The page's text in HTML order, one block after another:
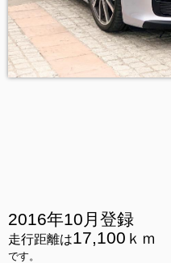
2016年10月登録
走行距離は17,100 ｋｍ
です。